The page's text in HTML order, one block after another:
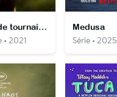
Et si le monde tournait rond ?
2021
Medusa
Série • 2025